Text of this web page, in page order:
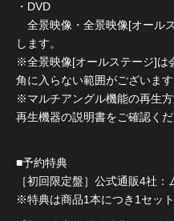
・DVD
全景映像・全景映像[オール
します。
※全景映像[オールステージ]は
角に入らない範囲がございま
※マルチアングル機能の再生
再生機器の説明書をご確認くだ
■予約特典
［初回限定盤］公式通販4社：
※特典は商品1本につき1セッ